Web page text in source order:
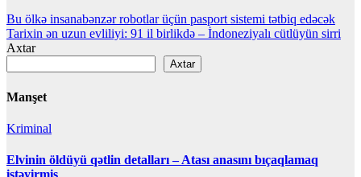
Yazı
naviqasiyası
Bu ölkə insanabənzər robotlar üçün pasport sistemi tətbiq edəcək
Tarixin ən uzun evliliyi: 91 il birlikdə – İndoneziyalı cütlüyün sirri
Axtar
Axtar
Manşet
Kriminal
Elvinin öldüyü qətlin detalları – Atası anasını bıçaqlamaq